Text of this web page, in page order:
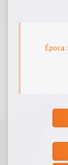
Época :